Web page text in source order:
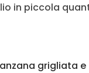
in piccola
grigliata e